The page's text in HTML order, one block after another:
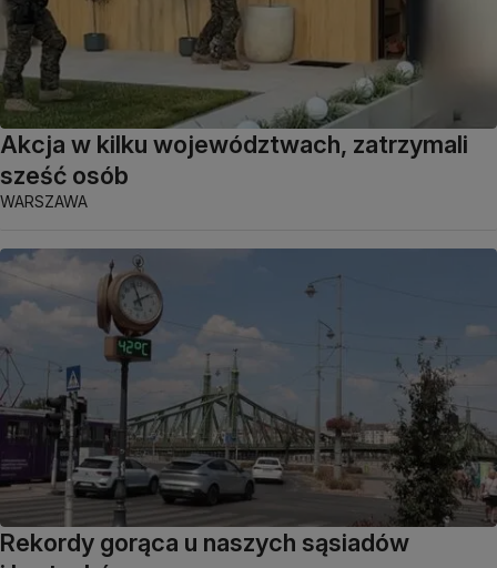
Akcja w kilku województwach, zatrzymali
sześć osób
WARSZAWA
Rekordy gorąca u naszych sąsiadów